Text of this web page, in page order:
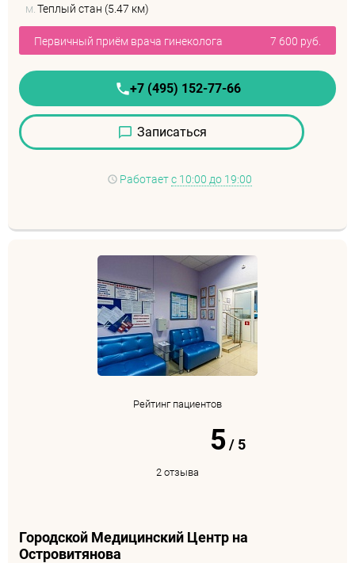
м. Теплый стан (5.47 км)
Первичный приём врача гинеколога 7 600 руб.
+7 (495) 152-77-66
Записаться
Работаетс 10:00 до 19:00
Рейтинг пациентов
5/ 5
2 отзыва
Городской Медицинский Центр на
Островитянова